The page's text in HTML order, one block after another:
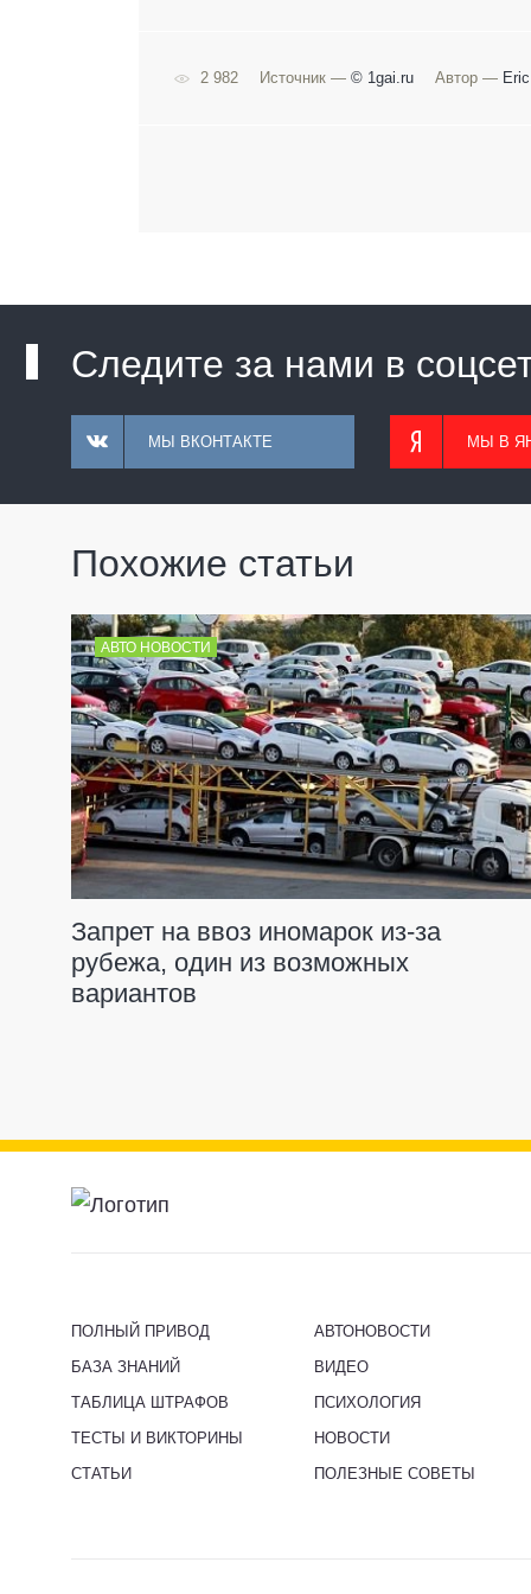
2 982 Источник — © 1gai.ru Автор — Eric
Следите за нами в
МЫ ВКОНТАКТЕ МЫ В
Похожие статьи
АВТО НОВОСТИ
Запрет на ввоз иномарок из-за
рубежа, один из возможных
вариантов
ПОЛНЫЙ ПРИВОД
БАЗА ЗНАНИЙ
ТАБЛИЦА ШТРАФОВ
ТЕСТЫ И ВИКТОРИНЫ
СТАТЬИ
АВТОНОВОСТИ
ВИДЕО
ПСИХОЛОГИЯ
НОВОСТИ
ПОЛЕЗНЫЕ СОВЕТЫ